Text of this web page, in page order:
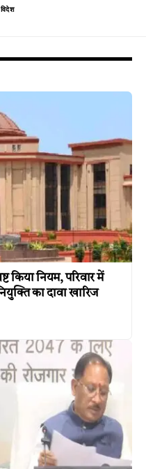
किया नियम, परिवार में
का दावा खारिज